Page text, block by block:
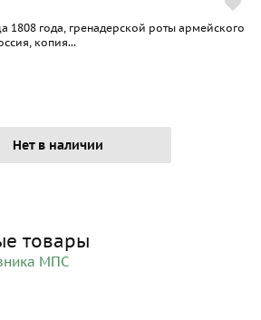
1808 года, гренадерской роты армейского
копия...
Нет в наличии
товары